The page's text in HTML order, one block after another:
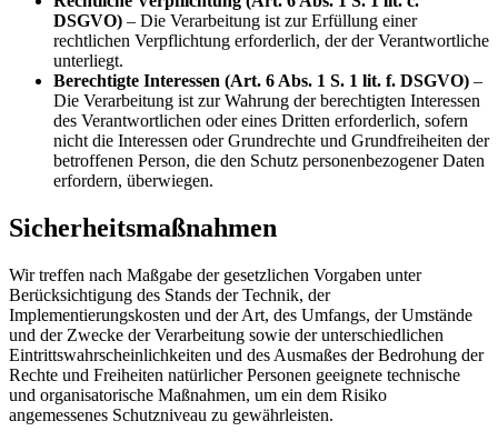
DSGVO) – Die Verarbeitung ist zur Erfüllung einer
rechtlichen Verpflichtung erforderlich, der der Verantwortliche
unterliegt.
Berechtigte Interessen (Art. 6 Abs. 1 S. 1 lit. f. DSGVO) –
Die Verarbeitung ist zur Wahrung der berechtigten Interessen
des Verantwortlichen oder eines Dritten erforderlich, sofern
nicht die Interessen oder Grundrechte und Grundfreiheiten der
betroffenen Person, die den Schutz personenbezogener Daten
erfordern, überwiegen.
Sicherheitsmaßnahmen
Wir treffen nach Maßgabe der gesetzlichen Vorgaben unter
Berücksichtigung des Stands der Technik, der
Implementierungskosten und der Art, des Umfangs, der Umstände
und der Zwecke der Verarbeitung sowie der unterschiedlichen
Eintrittswahrscheinlichkeiten und des Ausmaßes der Bedrohung der
Rechte und Freiheiten natürlicher Personen geeignete technische
und organisatorische Maßnahmen, um ein dem Risiko
angemessenes Schutzniveau zu gewährleisten.